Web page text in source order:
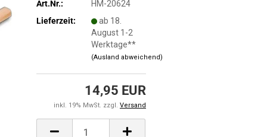
Art.Nr.:
HM-20624
Lieferzeit:
ab 18.
August 1-2
Werktage**
(Ausland abweichend)
14,95 EUR
inkl. 19% MwSt. zzgl. Versand